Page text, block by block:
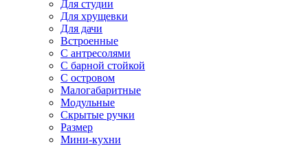
Для студии
Для хрущевки
Для дачи
Встроенные
С антресолями
С барной стойкой
С островом
Малогабаритные
Модульные
Скрытые ручки
Размер
Мини-кухни